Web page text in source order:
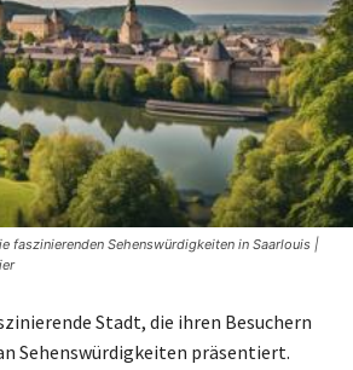
faszinierenden Sehenswürdigkeiten in Saarlouis |
Stadt, die ihren Besuchern
Sehenswürdigkeiten präsentiert.